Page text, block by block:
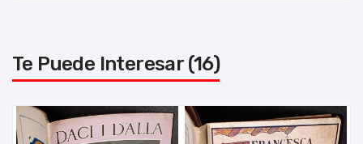
Te Puede Interesar (16)